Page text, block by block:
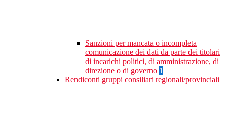
Sanzioni per mancata o incompleta
comunicazione dei dati da parte dei titolari
di incarichi politici, di amministrazione, di
direzione o di governo 1
Rendiconti gruppi consiliari regionali/provinciali